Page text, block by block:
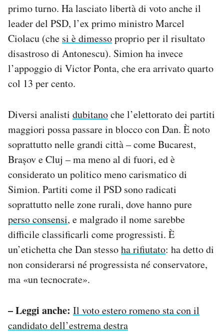
primo turno. Ha lasciato libertà di voto anche il
leader del PSD, l’ex primo ministro Marcel
Ciolacu (che si è dimessoproprio per il risultato
disastroso di Antonescu). Simion ha invece
l’appoggio di Victor Ponta, che era arrivato quarto
col 13 per cento.
Diversi analisti dubitanoche l’elettorato dei partiti
maggiori possa passare in blocco con Dan. È noto
soprattutto nelle grandi città – come Bucarest,
Brașov e Cluj – ma meno al di fuori, ed è
considerato un politico meno carismatico di
Simion. Partiti come il PSD sono radicati
soprattutto nelle zone rurali, dove hanno pure
perso consensi, e malgrado il nome sarebbe
difficile classificarli come progressisti. È
un’etichetta che Dan stessoha rifiutato: ha detto di
non considerarsi né progressista né conservatore,
ma «un tecnocrate».
– Leggi anche: Il voto estero romeno sta con il
candidato dell’estrema destra